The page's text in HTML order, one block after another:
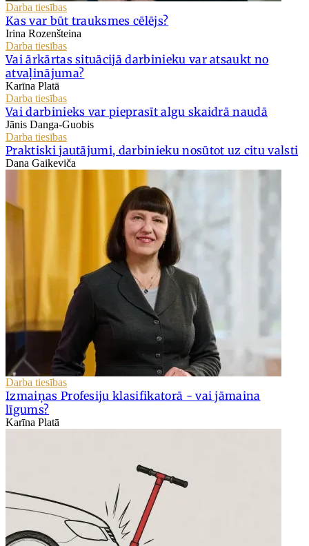
Darba tiesības
Kas var būt trauksmes cēlējs?
Irina Rozenšteina
Darba tiesības
Vai ārkārtas situācijā darbinieku var atsaukt no
atvaļinājuma?
Karīna Platā
Darba tiesības
Vai darbinieks var pieprasīt algu skaidrā naudā
Jānis Danga-Guobis
Darba tiesības
Praktiski jautājumi, darbinieku nosūtot uz citu valsti
Dana Gaikeviča
Darba tiesības
Izmaiņas Profesiju klasifikatorā - vai jāmaina
līgums?
Karīna Platā